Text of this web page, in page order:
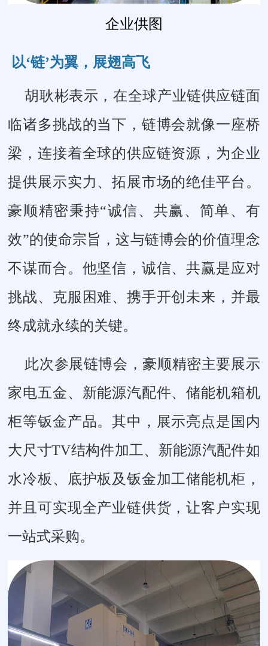
企业供图
以‘链’为翼，展翅高飞
胡耿彬表示，在全球产业链供应链面
临诸多挑战的当下，链博会就像一座桥
梁，连接着全球的供应链资源，为企业
提供展示实力、拓展市场的绝佳平台。
豪顺精密秉持“诚信、共赢、简单、有
效”的使命宗旨，这与链博会的价值理念
不谋而合。他坚信，诚信、共赢是应对
挑战、克服困难、携手开创未来，并最
终成就永续的关键。
此次参展链博会，豪顺精密主要展示
家电五金、新能源汽配件、储能机箱机
柜等钣金产品。其中，展示亮点是国内
大尺寸TV结构件加工、新能源汽配件如
水冷板、底护板及钣金加工储能机柜，
并且可实现全产业链供货，让客户实现
一站式采购。